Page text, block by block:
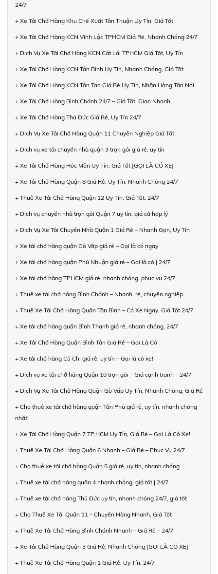
24/7
+ Xe Tải Chở Hàng Khu Chế Xuất Tân Thuận Uy Tín, Giá Tốt
+ Xe Tải Chở Hàng KCN Vĩnh Lộc TPHCM Giá Rẻ, Nhanh Chóng 24/7
+ Dịch Vụ Xe Tải Chở Hàng KCN Cát Lái TPHCM Giá Tốt, Uy Tín
+ Xe Tải Chở Hàng KCN Tân Bình Uy Tín, Nhanh Chóng, Giá Tốt
+ Xe Tải Chở Hàng KCN Tân Tạo Giá Rẻ Uy Tín, Nhận Hàng Tận Nơi
+ Xe Tải Chở Hàng Bình Chánh 24/7 – Giá Tốt, Giao Nhanh
+ Xe Tải Chở Hàng Thủ Đức Giá Rẻ, Uy Tín 24/7
+ Dịch Vụ Xe Tải Chở Hàng Quận 11 Chuyên Nghiệp Giá Tốt
+ Dịch vụ xe tải chuyển nhà quận 3 trọn gói giá rẻ, uy tín
+ Xe Tải Chở Hàng Hóc Môn Uy Tín, Giá Tốt [GỌI LÀ CÓ XE]
+ Xe Tải Chở Hàng Quận 8 Giá Rẻ, Uy Tín, Nhanh Chóng 24/7
+ Thuê Xe Tải Chở Hàng Quận 12 Uy Tín, Giá Tốt, 24/7
+ Dịch vụ chuyển nhà trọn gói Quận 7 uy tín, giá cả hợp lý
+ Dịch Vụ Xe Tải Chuyển Nhà Quận 1 Giá Rẻ – Nhanh Gọn, Uy Tín
+ Xe tải chở hàng quận Gò Vấp giá rẻ – Gọi là có ngay
+ Xe tải chở hàng quận Phú Nhuận giá rẻ – Gọi là có | 24/7
+ Xe tải chở hàng TPHCM giá rẻ, nhanh chóng, phục vụ 24/7
+ Thuê xe tải chở hàng Bình Chánh – Nhanh, rẻ, chuyên nghiệp
+ Thuê Xe Tải Chở Hàng Quận Tân Bình – Có Xe Ngay, Giá Tốt 24/7
+ Xe tải chở hàng quận Bình Thạnh giá rẻ, nhanh chóng, 24/7
+ Xe Tải Chở Hàng Quận Bình Tân Giá Rẻ – Gọi Là Có
+ Xe tải chở hàng Củ Chi giá rẻ, uy tín – Gọi là có xe!
+ Dịch vụ xe tải chở hàng Quận 10 trọn gói – Giá cạnh tranh – 24/7
+ Dịch Vụ Xe Tải Chở Hàng Quận Gò Vấp Uy Tín, Nhanh Chóng, Giá Rẻ
+ Cho thuê xe tải chở hàng quận Tân Phú giá rẻ, uy tín, nhanh chóng
nhất!
+ Xe Tải Chở Hàng Quận 7 TP.HCM Uy Tín, Giá Rẻ – Gọi Là Có Xe!
+ Thuê Xe Tải Chở Hàng Quận 6 Nhanh – Giá Rẻ – Phục Vụ 24/7
+ Cho thuê xe tải chở hàng Quận 5 giá rẻ, uy tín, nhanh chóng
+ Thuê xe tải chở hàng quận 4 nhanh chóng, giá tốt | 24/7
+ Thuê xe tải chở hàng Thủ Đức uy tín, nhanh chóng 24/7, giá tốt
+ Cho Thuê Xe Tải Quận 11 – Chuyển Hàng Nhanh, Giá Tốt
+ Thuê Xe Tải Chở Hàng Bình Chánh Nhanh – Giá Rẻ – 24/7
+ Xe Tải Chở Hàng Quận 3 Giá Rẻ, Nhanh Chóng [GỌI LÀ CÓ XE]
+ Thuê Xe Tải Chở Hàng Quận 1 Giá Rẻ, Uy Tín, 24/7